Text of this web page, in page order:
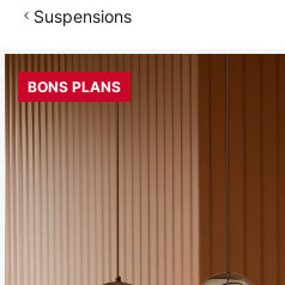
Suspensions
BONS PLANS
Skip
to
the
end